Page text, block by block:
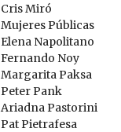
Cris Miró
Mujeres Públicas
Elena Napolitano
Fernando Noy
Margarita Paksa
Peter Pank
Ariadna Pastorini
Pat Pietrafesa